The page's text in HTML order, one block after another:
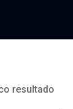
resultado